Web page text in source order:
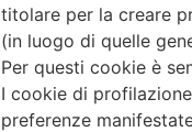
titolare per la creare
(in luogo di quelle
Per questi cookie è
I cookie di
preferenze